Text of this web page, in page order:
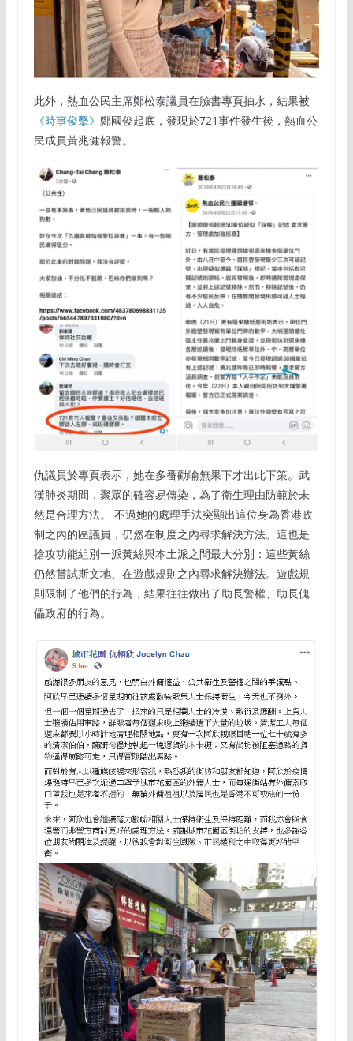
此外，熱血公民主席鄭松泰議員在臉書專頁抽水，結果被
《時事俊擊》 鄭國俊起底，發現於721事件發生後，熱血公
民成員黃兆健報警。
仇議員於專頁表示，她在多番勸喻無果下才出此下策。武
漢肺炎期間，聚眾的確容易傳染，為了衛生理由防範於未
然是合理方法。 不過她的處理手法突顯出這位身為香港政
制之內的區議員，仍然在制度之內尋求解決方法。這也是
搶攻功能組別一派黃絲與本土派之間最大分別：這些黃絲
仍然嘗試斯文地、在遊戲規則之內尋求解決辦法。遊戲規
則限制了他們的行為，結果往往做出了助長警權、助長傀
儡政府的行為。